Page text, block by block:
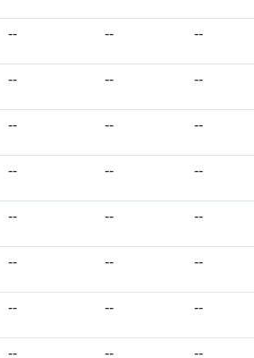
-- -- --
-- -- --
-- -- --
-- -- --
-- -- --
-- -- --
-- -- --
-- -- --